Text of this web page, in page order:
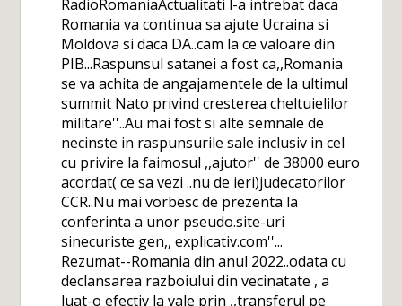
RadioRomaniaActualitati l-a intrebat daca
Romania va continua sa ajute Ucraina si
Moldova si daca DA..cam la ce valoare din
PIB...Raspunsul satanei a fost ca,,Romania
se va achita de angajamentele de la ultimul
summit Nato privind cresterea cheltuielilor
militare''..Au mai fost si alte semnale de
necinste in raspunsurile sale inclusiv in cel
cu privire la faimosul ,,ajutor'' de 38000 euro
acordat( ce sa vezi ..nu de ieri)judecatorilor
CCR..Nu mai vorbesc de prezenta la
conferinta a unor pseudo.site-uri
sinecuriste gen,, explicativ.com''...
Rezumat--Romania din anul 2022..odata cu
declansarea razboiului din vecinatate , a
luat-o efectiv la vale prin ,,transferul pe